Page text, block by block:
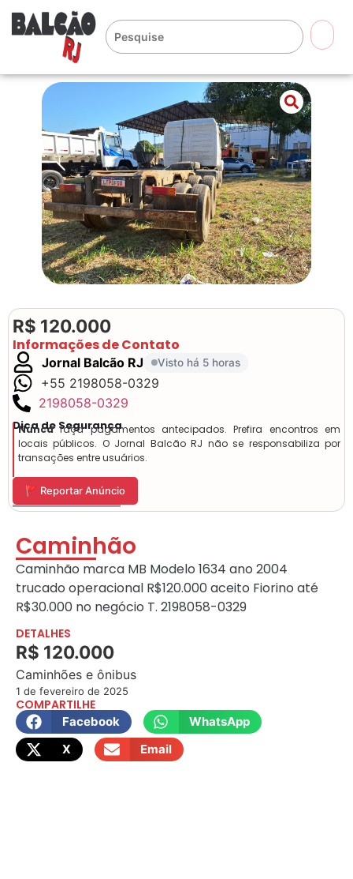
R$ 120.000
Informações de Contato
Jornal Balcão RJ Visto há 5 horas
+55 2198058-0329
2198058-0329
Dica de Segurança
Nuncafaça pagamentos antecipados. Prefira encontros em
locais públicos. O Jornal Balcão RJ não se responsabiliza por
transações entre usuários.
🚩 Reportar Anúncio
Caminhão
Caminhão marca MB Modelo 1634 ano 2004
trucado operacional R$120.000 aceito Fiorino até
R$30.000 no negócio T. 2198058-0329
DETALHES
R$ 120.000
Caminhões e ônibus
1 de fevereiro de 2025
COMPARTILHE
Facebook
WhatsApp
X
Email